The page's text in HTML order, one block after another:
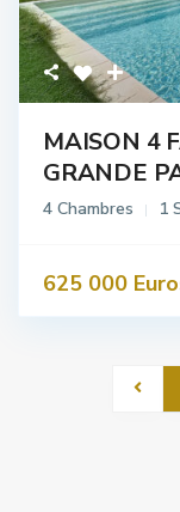
MAISON 4
GRANDE
4 Chambres 1
625 000